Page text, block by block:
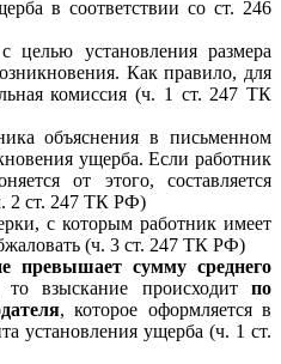
в соответствии со ст. 246
целью установления размера
Как правило, для
комиссия (ч. 1 ст. 247 ТК
объяснения в письменном
ущерба. Если работник
от этого, составляется
2 ст. 247 ТК РФ)
с которым работник имеет
(ч. 3 ст. 247 ТК РФ)
превышает сумму среднего
то взыскание происходитпо
, которое оформляется в
установления ущерба (ч. 1 ст.